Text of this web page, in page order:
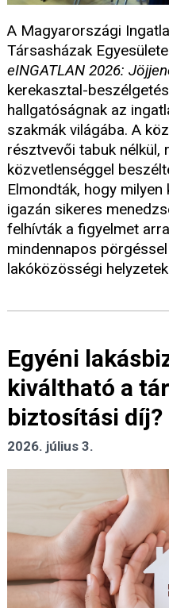
A Magyarországi
Társasházak
eINGATLAN 2026:
kerekasztal-
hallgatóságnak az
szakmák világába. A
résztvevői tabuk nélkül,
közvetlenséggel
Elmondták, hogy
igazán sikeres
felhívták a figyelmet
mindennapos
lakóközösségi
Egyéni
kiváltható a
biztosítási díj?
2026. július 3.